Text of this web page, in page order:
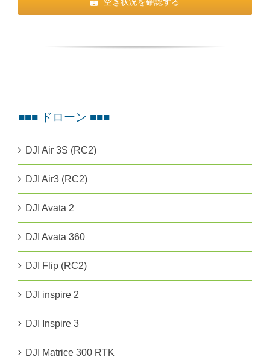
■■■ ドローン ■■■
DJI Air 3S (RC2)
DJI Air3 (RC2)
DJI Avata 2
DJI Avata 360
DJI Flip (RC2)
DJI inspire 2
DJI Inspire 3
DJI Matrice 300 RTK